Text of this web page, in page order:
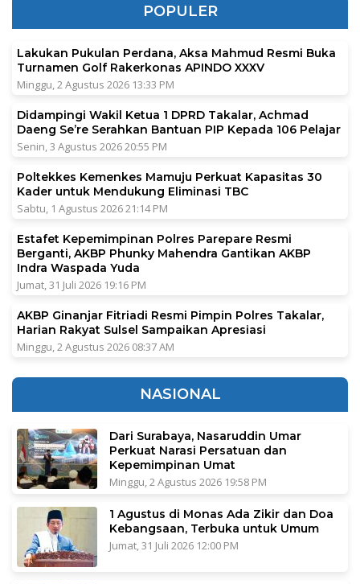
POPULER
Lakukan Pukulan Perdana, Aksa Mahmud Resmi Buka
Turnamen Golf Rakerkonas APINDO XXXV
Minggu, 2 Agustus 2026 13:33 PM
Didampingi Wakil Ketua 1 DPRD Takalar, Achmad
Daeng Se’re Serahkan Bantuan PIP Kepada 106 Pelajar
Senin, 3 Agustus 2026 20:55 PM
Poltekkes Kemenkes Mamuju Perkuat Kapasitas 30
Kader untuk Mendukung Eliminasi TBC
Sabtu, 1 Agustus 2026 21:14 PM
Estafet Kepemimpinan Polres Parepare Resmi
Berganti, AKBP Phunky Mahendra Gantikan AKBP
Indra Waspada Yuda
Jumat, 31 Juli 2026 19:16 PM
AKBP Ginanjar Fitriadi Resmi Pimpin Polres Takalar,
Harian Rakyat Sulsel Sampaikan Apresiasi
Minggu, 2 Agustus 2026 08:37 AM
NASIONAL
Dari Surabaya, Nasaruddin Umar
Perkuat Narasi Persatuan dan
Kepemimpinan Umat
Minggu, 2 Agustus 2026 19:58 PM
1 Agustus di Monas Ada Zikir dan Doa
Kebangsaan, Terbuka untuk Umum
Jumat, 31 Juli 2026 12:00 PM